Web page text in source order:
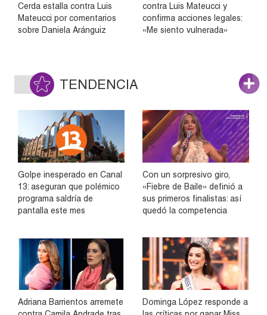
Cerda estalla contra Luis
Mateucci por comentarios
sobre Daniela Aránguiz
contra Luis Mateucci y
confirma acciones legales:
«Me siento vulnerada»
TENDENCIA
Golpe inesperado en Canal
13: aseguran que polémico
programa saldría de
pantalla este mes
Con un sorpresivo giro,
«Fiebre de Baile» definió a
sus primeros finalistas: así
quedó la competencia
Adriana Barrientos arremete
Dominga López responde a